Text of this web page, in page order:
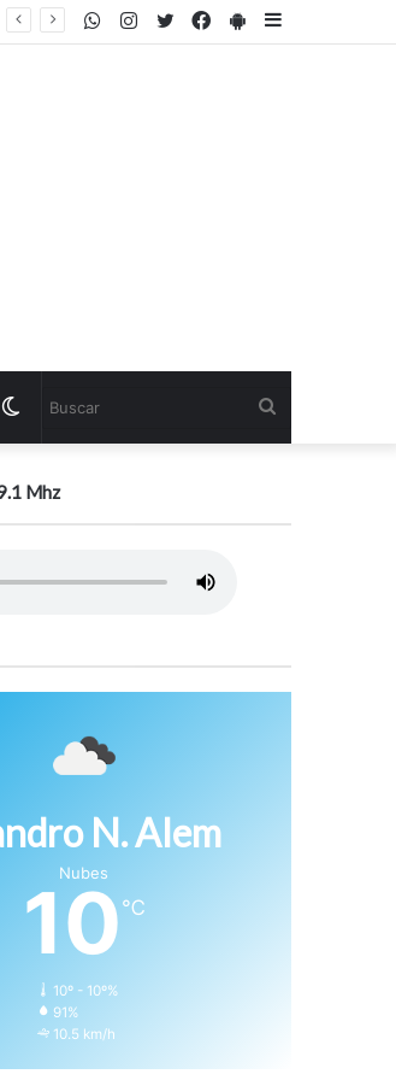
PlayStore
Facebook
Twitter
Instagram
WhatsApp
Cambiar
modo
Mhz
N. Alem
Nubes
10 ℃
10º - 10º%
91%
10.5 km/h